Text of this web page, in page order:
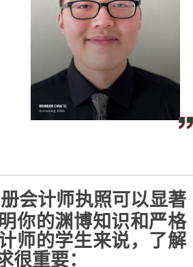
会计师执照可以显著
你的渊博知识和严格
师的学生来说，了解
重要：